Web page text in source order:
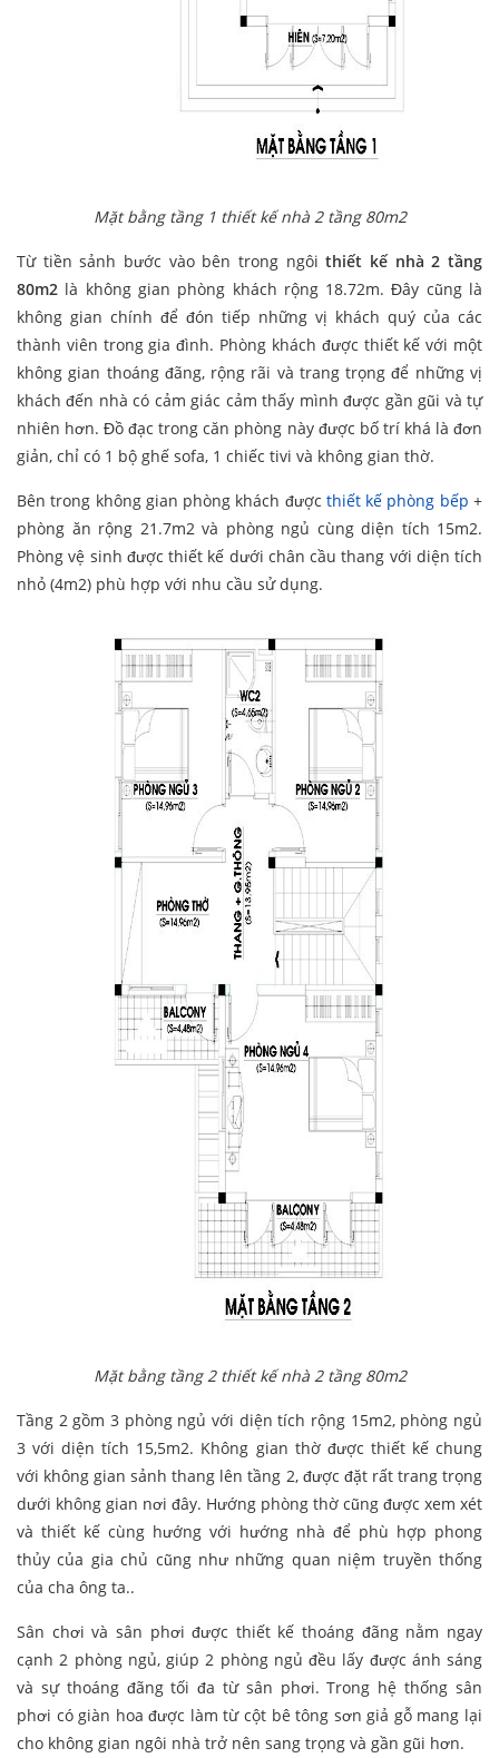
Mặt bằng tầng 1 thiết kế nhà 2 tầng 80m2
Từ tiền sảnh bước vào bên trong ngôithiết kế nhà 2 tầng
80m2 là không gian phòng khách rộng 18.72m. Đây cũng là
không gian chính để đón tiếp những vị khách quý của các
thành viên trong gia đình. Phòng khách được thiết kế với một
không gian thoáng đãng, rộng rãi và trang trọng để những vị
khách đến nhà có cảm giác cảm thấy mình được gần gũi và tự
nhiên hơn. Đồ đạc trong căn phòng này được bố trí khá là đơn
giản, chỉ có 1 bộ ghế sofa, 1 chiếc tivi và không gian thờ.
Bên trong không gian phòng khách được thiết kế phòng bếp +
phòng ăn rộng 21.7m2 và phòng ngủ cùng diện tích 15m2.
Phòng vệ sinh được thiết kế dưới chân cầu thang với diện tích
nhỏ (4m2) phù hợp với nhu cầu sử dụng.
Mặt bằng tầng 2 thiết kế nhà 2 tầng 80m2
Tầng 2 gồm 3 phòng ngủ với diện tích rộng 15m2, phòng ngủ
3 với diện tích 15,5m2. Không gian thờ được thiết kế chung
với không gian sảnh thang lên tầng 2, được đặt rất trang trọng
dưới không gian nơi đây. Hướng phòng thờ cũng được xem xét
và thiết kế cùng hướng với hướng nhà để phù hợp phong
thủy của gia chủ cũng như những quan niệm truyền thống
của cha ông ta..
Sân chơi và sân phơi được thiết kế thoáng đãng nằm ngay
cạnh 2 phòng ngủ, giúp 2 phòng ngủ đều lấy được ánh sáng
và sự thoáng đãng tối đa từ sân phơi. Trong hệ thống sân
phơi có giàn hoa được làm từ cột bê tông sơn giả gỗ mang lại
cho không gian ngôi nhà trở nên sang trọng và gần gũi hơn.